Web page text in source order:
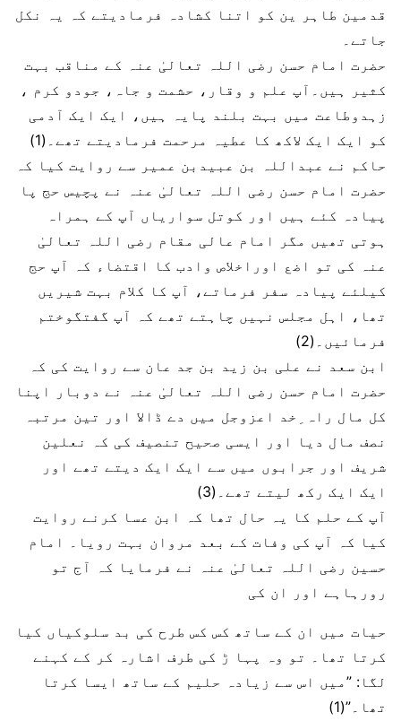
قدمین طاہر ین کو اتنا کشادہ فرمادیتے کہ یہ نکل
جاتے۔
حضرت امام حسن رضی اللہ تعالیٰ عنہ کے مناقب بہت
کثیر ہیں۔آپ علم و وقار، حشمت و جاہ، جودو کرم ،
زہدوطاعت میں بہت بلند پایہ ہیں، ایک ایک آدمی
کو ایک ایک لاکھ کا عطیہ مرحمت فرمادیتے تھے۔(1)
حاکم نے عبداللہ بن عبیدبن عمیر سے روایت کیا کہ
حضرت امام حسن رضی اللہ تعالیٰ عنہ نے پچیس حج پا
پیادہ کئے ہیں اور کوتل سواریاں آپ کے ہمراہ
ہوتی تھیں مگر امام عالی مقام رضی اللہ تعالیٰ
عنہ کی تو اضع اوراخلاص وادب کا اقتضاء کہ آپ حج
کیلئے پیادہ سفر فرماتے، آپ کا کلام بہت شیریں
تھا، اہل مجلس نہیں چاہتے تھے کہ آپ گفتگوختم
فرمائیں۔(2)
ابن سعد نے علی بن زید بن جد عان سے روایت کی کہ
حضرت امام حسن رضی اللہ تعالیٰ عنہ نے دوبار اپنا
کل مال راہ ِخد اعزوجل میں دے ڈالا اور تین مرتبہ
نصف مال دیا اور ایسی صحیح تنصیف کی کہ نعلین
شریف اور جرابوں میں سے ایک ایک دیتے تھے اور
ایک ایک رکھ لیتے تھے۔(3)
آپ کے حلم کا یہ حال تھا کہ ابن عسا کرنے روایت
کیا کہ آپ کی وفات کے بعد مروان بہت رویا۔ امام
حسین رضی اللہ تعالیٰ عنہ نے فرمایا کہ آج تو
رورہاہے اور ان کی
حیات میں ان کے ساتھ کس کس طرح کی بد سلوکیاں کیا
کرتا تھا۔ تو وہ پہا ڑ کی طرف اشارہ کر کے کہنے
لگا: ”میں اس سے زیادہ حلیم کے ساتھ ایسا کرتا
تھا۔”(1)